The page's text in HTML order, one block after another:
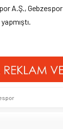
A.Ş.,